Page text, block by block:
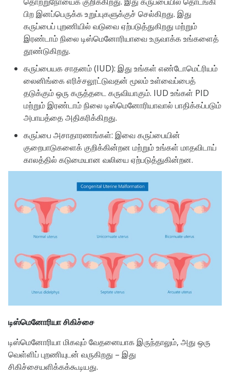
பிற இனப்பெருக்க உறுப்புகளுக்குச் செல்கிறது. இது
கருப்பைப் புறணியில் வடுவை ஏற்படுத்துகிறது மற்றும்
இரண்டாம் நிலை டிஸ்மெனோரியாவை உருவாக்க உங்களைத்
தூண்டுகிறது.
கருப்பையக சாதனம் (IUD): இது உங்கள் எண்டோமெட்ரியம்
லைனிங்கை எரிச்சலூட்டுவதன் மூலம் உள்வைப்பைத்
தடுக்கும் ஒரு கருத்தடை கருவியாகும். IUD உங்கள் PID
மற்றும் இரண்டாம் நிலை டிஸ்மெனோரியாவால் பாதிக்கப்படும்
அபாயத்தை அதிகரிக்கிறது.
கருப்பை அசாதாரணங்கள்: இவை கருப்பையின்
குறைபாடுகளைக் குறிக்கின்றன மற்றும் உங்கள் மாதவிடாய்
காலத்தில் கடுமையான வலியை ஏற்படுத்துகின்றன.
டிஸ்மெனோரியா சிகிச்சை
டிஸ்மெனோரியா மிகவும் வேதனையாக இருந்தாலும், அது ஒரு
வெள்ளிப் புறணியுடன் வருகிறது – இது
சிகிச்சையளிக்கக்கூடியது.